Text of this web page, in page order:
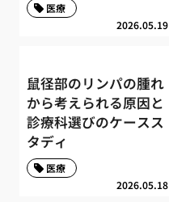
2026.05.19
医療
鼠径部のリンパの腫れ
から考えられる原因と
診療科選びのケースス
タディ
2026.05.18
医療